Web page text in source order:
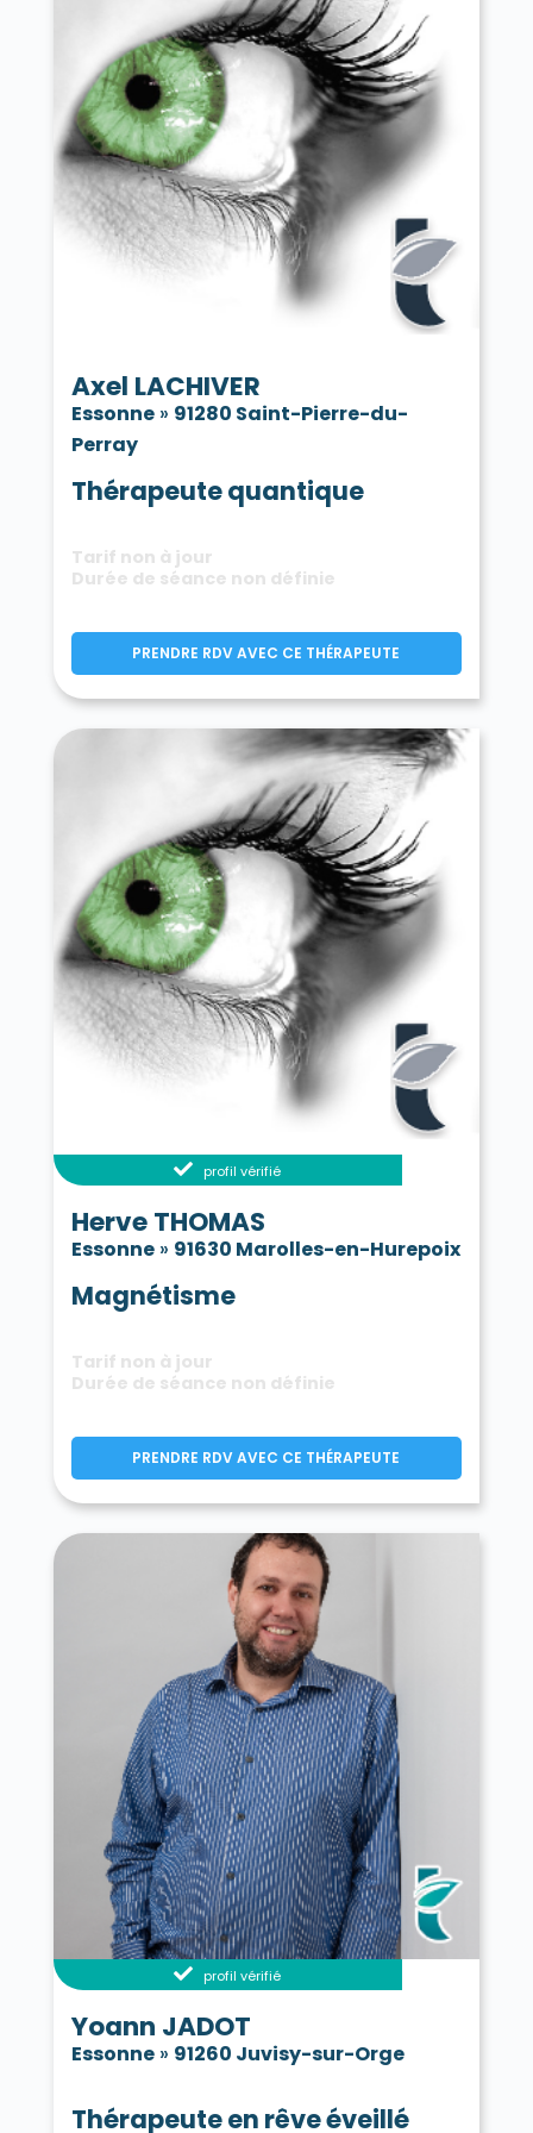
Axel LACHIVER
Essonne» 91280 Saint-Pierre-du-
Perray
Thérapeute quantique
Tarif non à jour
Durée de séance non définie
PRENDRE RDV AVEC CE THÉRAPEUTE
profil vérifié
Herve THOMAS
Essonne» 91630 Marolles-en-Hurepoix
Magnétisme
Tarif non à jour
Durée de séance non définie
PRENDRE RDV AVEC CE THÉRAPEUTE
profil vérifié
Yoann JADOT
Essonne» 91260 Juvisy-sur-Orge
Thérapeute en rêve éveillé